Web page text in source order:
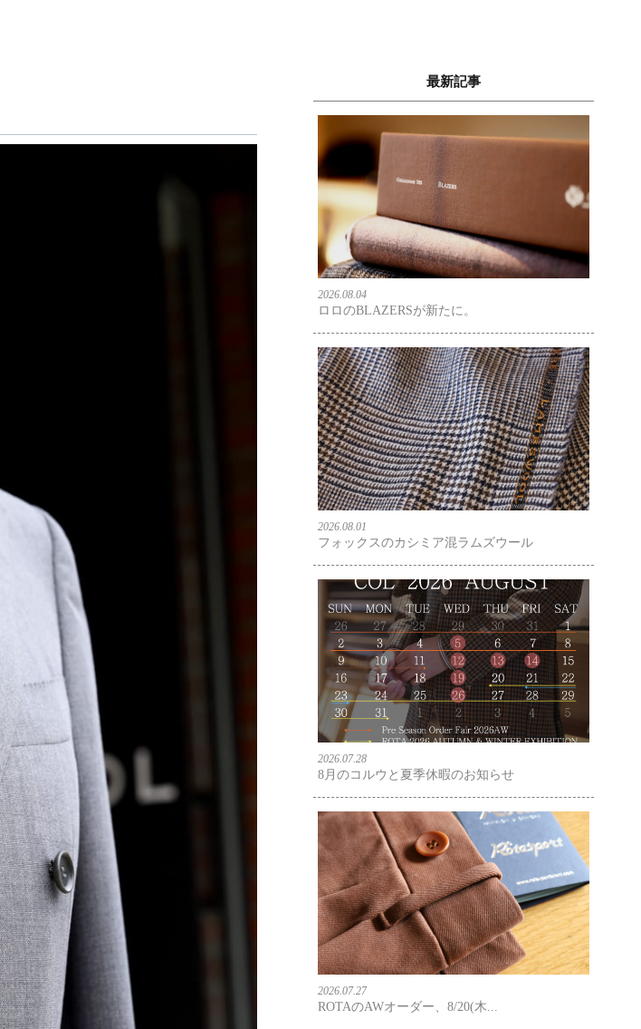
最新記事
2026.08.04
ロロのBLAZERSが新たに。
2026.08.01
フォックスのカシミア混ラムズウール
2026.07.28
8月のコルウと夏季休暇のお知らせ
2026.07.27
ROTAのAWオーダー、8/20(木...